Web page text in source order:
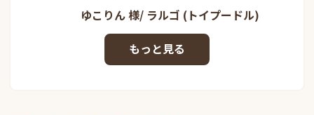
ゆこりん 様/ ラルゴ (トイプードル)